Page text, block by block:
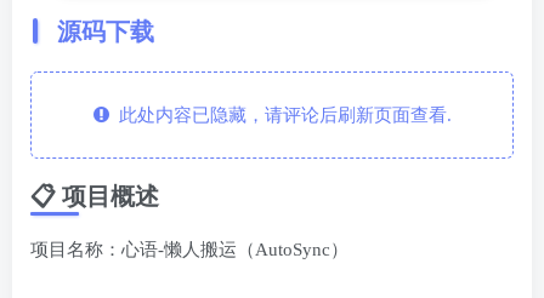
源码下载
此处内容已隐藏，请评论后刷新页面查看.
📋 项目概述
项目名称：心语-懒人搬运（AutoSync）